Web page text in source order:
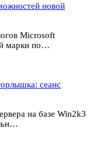
новой
Microsoft
марки по…
сеанс
на базе Win2k3